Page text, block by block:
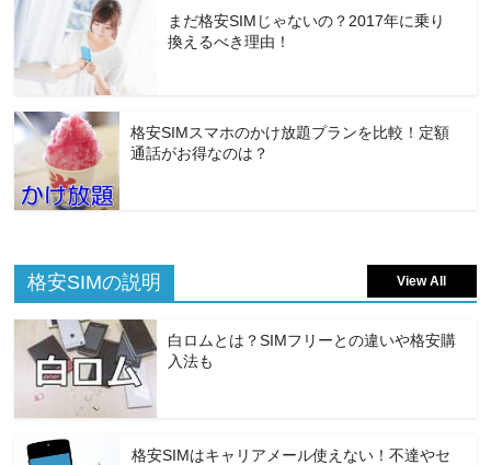
まだ格安SIMじゃないの？2017年に乗り
換えるべき理由！
格安SIMスマホのかけ放題プランを比較！定額
通話がお得なのは？
格安SIMの説明 View All
白ロムとは？SIMフリーとの違いや格安購
入法も
格安SIMはキャリアメール使えない！不達やセ